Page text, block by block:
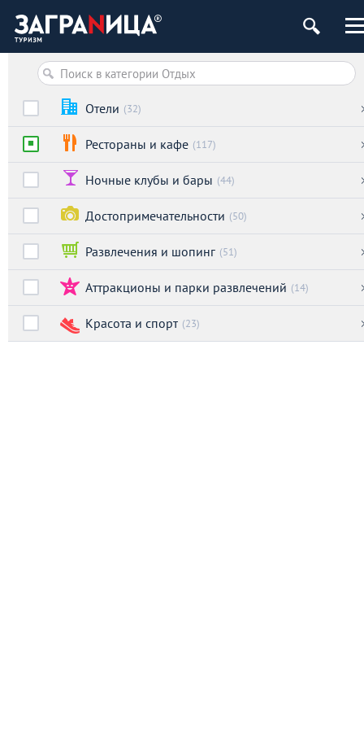
Отели (32)
Рестораны и кафе (117)
Ночные клубы и бары (44)
Достопримечательности (50)
Развлечения и шопинг (51)
Аттракционы и парки развлечений (14)
Красота и спорт (23)